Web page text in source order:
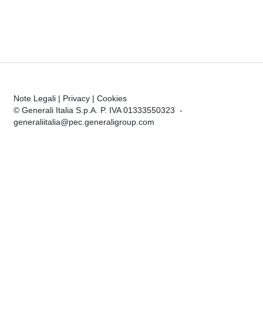
Note Legali | Privacy | Cookies
© Generali Italia S.p.A. P. IVA 01333550323 -
generaliitalia@pec.generaligroup.com